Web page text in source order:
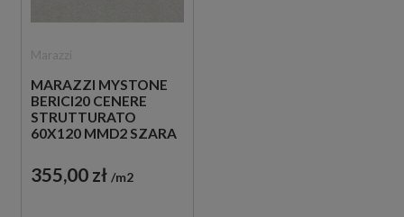
MARAZZI MYSTONE
BERICI20 CENERE
STRUTTURATO
60X120 MMD2 SZARA
20 MM
355,00 zł m2